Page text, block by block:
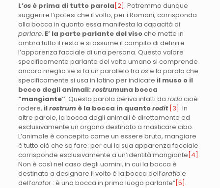
L’osè prima di tutto parola [2] . Potremmo dunque
suggerire l’ipotesi che il volto, per i Romani, corrisponda
alla bocca in quanto essa manifesta la capacità di
parlare. E’ la parte parlante del visoche mette in
ombra tutto il resto e si assume il compito di definire
l’apparenza facciale di una persona. Questo valore
specificamente parlante del volto umano si comprende
ancora meglio se si fa un parallelo fra os e la parola che
specificamente si usa in latino per indicare il muso o il
becco degli animali: rostrumuna bocca
“mangiante”. Questa parola deriva infatti da rodocioè
rodere, ilrostrumè la bocca in quantorodit [3] . In
altre parole, la bocca degli animali è direttamente ed
esclusivamente un organo destinato a masticare cibo.
L’animale è concepito come un essere bruto, mangiare
è tutto ciò che sa fare: per cui la sua apparenza facciale
corrisponde esclusivamente a un’identità mangiante [4] .
Non è così nel caso degli uomini, in cui la bocca è
destinata a designare il volto è la bocca dell’oratioe
dell’orator: è una bocca in primo luogo parlante”[5] .